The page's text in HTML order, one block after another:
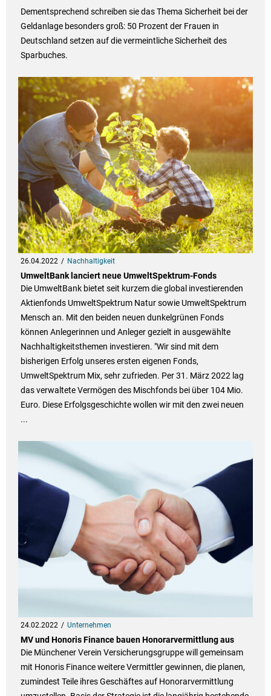
Dementsprechend schreiben sie das Thema Sicherheit bei der
Geldanlage besonders groß: 50 Prozent der Frauen in
Deutschland setzen auf die vermeintliche Sicherheit des
Sparbuches.
26.04.2022 Nachhaltigkeit
UmweltBank lanciert neue UmweltSpektrum-Fonds
Die UmweltBank bietet seit kurzem die global investierenden
Aktienfonds UmweltSpektrum Natur sowie UmweltSpektrum
Mensch an. Mit den beiden neuen dunkelgrünen Fonds
können Anlegerinnen und Anleger gezielt in ausgewählte
Nachhaltigkeitsthemen investieren. "Wir sind mit dem
bisherigen Erfolg unseres ersten eigenen Fonds,
UmweltSpektrum Mix, sehr zufrieden. Per 31. März 2022 lag
das verwaltete Vermögen des Mischfonds bei über 104 Mio.
Euro. Diese Erfolgsgeschichte wollen wir mit den zwei neuen
...
24.02.2022 Unternehmen
MV und Honoris Finance bauen Honorarvermittlung aus
Die Münchener Verein Versicherungsgruppe will gemeinsam
mit Honoris Finance weitere Vermittler gewinnen, die planen,
zumindest Teile ihres Geschäftes auf Honorarvermittlung